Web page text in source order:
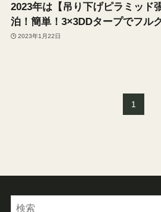
2023年は【吊り下げピラミッド
泊！簡単！3×3DDタープでフル
2023年1月22日
1